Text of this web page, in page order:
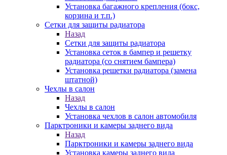
Установка багажного крепления (бокс,
корзина и т.п.)
Сетки для защиты радиатора
Назад
Сетки для защиты радиатора
Установка сеток в бампер и решетку
радиатора (со снятием бампера)
Установка решетки радиатора (замена
штатной)
Чехлы в салон
Назад
Чехлы в салон
Установка чехлов в салон автомобиля
Парктроники и камеры заднего вида
Назад
Парктроники и камеры заднего вида
Установка камеры заднего вида